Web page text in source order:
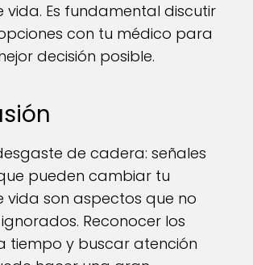
Es fundamental discutir
con tu médico para
decisión posible.
de cadera: señales
pueden cambiar tu
vida son aspectos que no
Reconocer los
tiempo y buscar atención